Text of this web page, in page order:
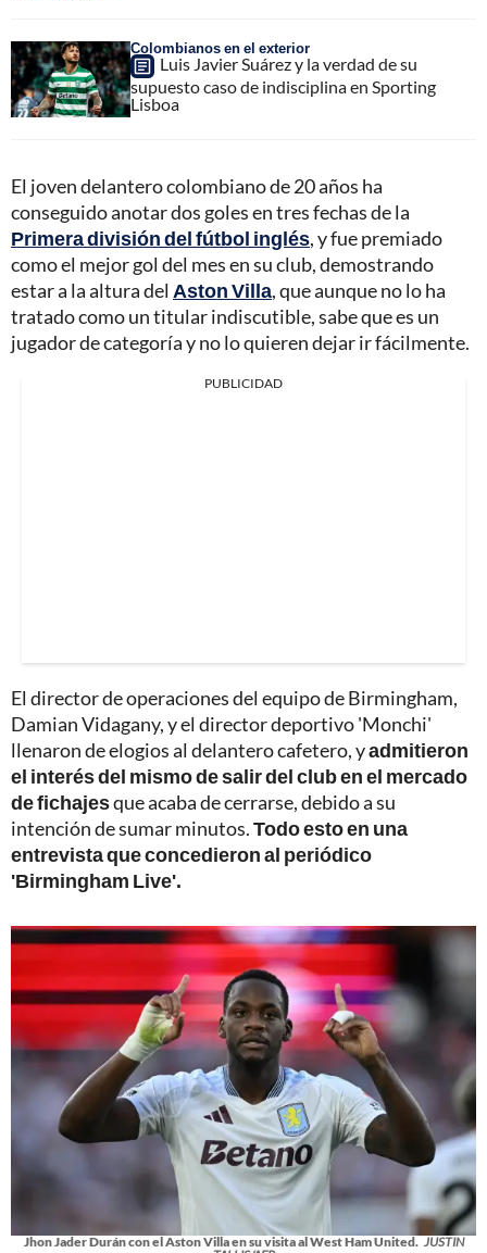
Colombianos en el exterior
Luis Javier Suárez y la verdad de su
supuesto caso de indisciplina en Sporting
Lisboa
El joven delantero colombiano de 20 años ha
conseguido anotar dos goles en tres fechas de la
Primera división del fútbol inglés, y fue premiado
como el mejor gol del mes en su club, demostrando
estar a la altura del Aston Villa, que aunque no lo ha
tratado como un titular indiscutible, sabe que es un
jugador de categoría y no lo quieren dejar ir fácilmente.
PUBLICIDAD
El director de operaciones del equipo de Birmingham,
Damian Vidagany, y el director deportivo 'Monchi'
llenaron de elogios al delantero cafetero, yadmitieron
el interés del mismo de salir del club en el mercado
de fichajesque acaba de cerrarse, debido a su
intención de sumar minutos.Todo esto en una
entrevista que concedieron al periódico
'Birmingham Live'.
Jhon Jader Durán con el Aston Villa en su visita al West Ham United. JUSTIN